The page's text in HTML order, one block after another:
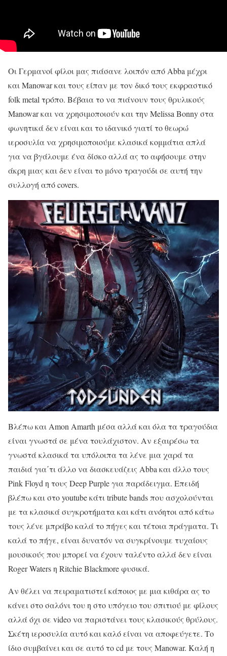
Οι Γερμανοί φίλοι μας πιάσανε λοιπόν από Abba μέχρι
και Manowar και τους είπαν με τον δικό τους εκφραστικό
folk metal τρόπο. Βέβαια το να πιάνουν τους θρυλικούς
Manowar και να χρησιμοποιούν και την Melissa Bonny στα
φωνητικά δεν είναι και το ιδανικό γιατί το θεωρώ
ιεροσυλία να χρησιμοποιούμε κλασικά κομμάτια απλά
για να βγάλουμε ένα δίσκο αλλά ας το αφήσουμε στην
άκρη μιας και δεν είναι το μόνο τραγούδι σε αυτή την
συλλογή από covers.
Βλέπω και Amon Amarth μέσα αλλά και όλα τα τραγούδια
είναι γνωστά σε μένα τουλάχιστον. Αν εξαιρέσω τα
γνωστά κλασικά τα υπόλοιπα τα λένε μια χαρά τα
παιδιά για΄τι άλλο να διασκευάζεις Abba και άλλο τους
Pink Floyd η τους Deep Purple για παράδειγμα. Επειδή
βλέπω και στο youtube κάτι tribute bands που ασχολούνται
με τα κλασικά συγκροτήματα και κάτι ανόητοι από κάτω
τους λένε μπράβο καλά το πήγες και τέτοια πράγματα. Τι
καλά το πήγε, είναι δυνατόν να συγκρίνουμε τυχαίους
μουσικούς που μπορεί να έχουν ταλέντο αλλά δεν είναι
Roger Waters η Ritchie Blackmore φυσικά.
Αν θέλει να πειραματιστεί κάποιος με μια κιθάρα ας το
κάνει στο σαλόνι του η στο υπόγειο του σπιτιού με φίλους
αλλά όχι σε video να παριστάνει τους κλασικούς θρύλους.
Σκέτη ιεροσυλία αυτό και καλό είναι να αποφεύγετε. Το
ίδιο συμβαίνει και σε αυτό το cd με τους Manowar. Καλή η